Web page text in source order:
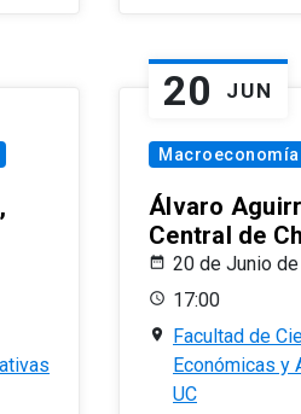
20 JUN
Macroeconomía
Álvaro
Central de
20 de Junio
17:00
Facultad de
Económicas y
UC